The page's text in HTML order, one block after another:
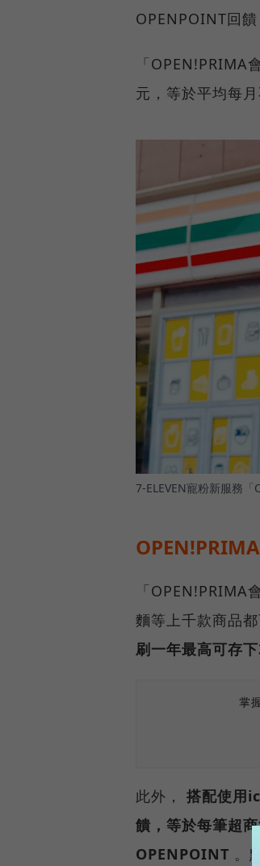
OPENPOINT回
「
元，等於平均每
7-ELEVEN寵粉新服務「
「OPEN!PRIMA
麵等上千款商品
刷一年最高可存
掌
此外， 搭配使用
饋，等於每筆超
OPENPOINT 。